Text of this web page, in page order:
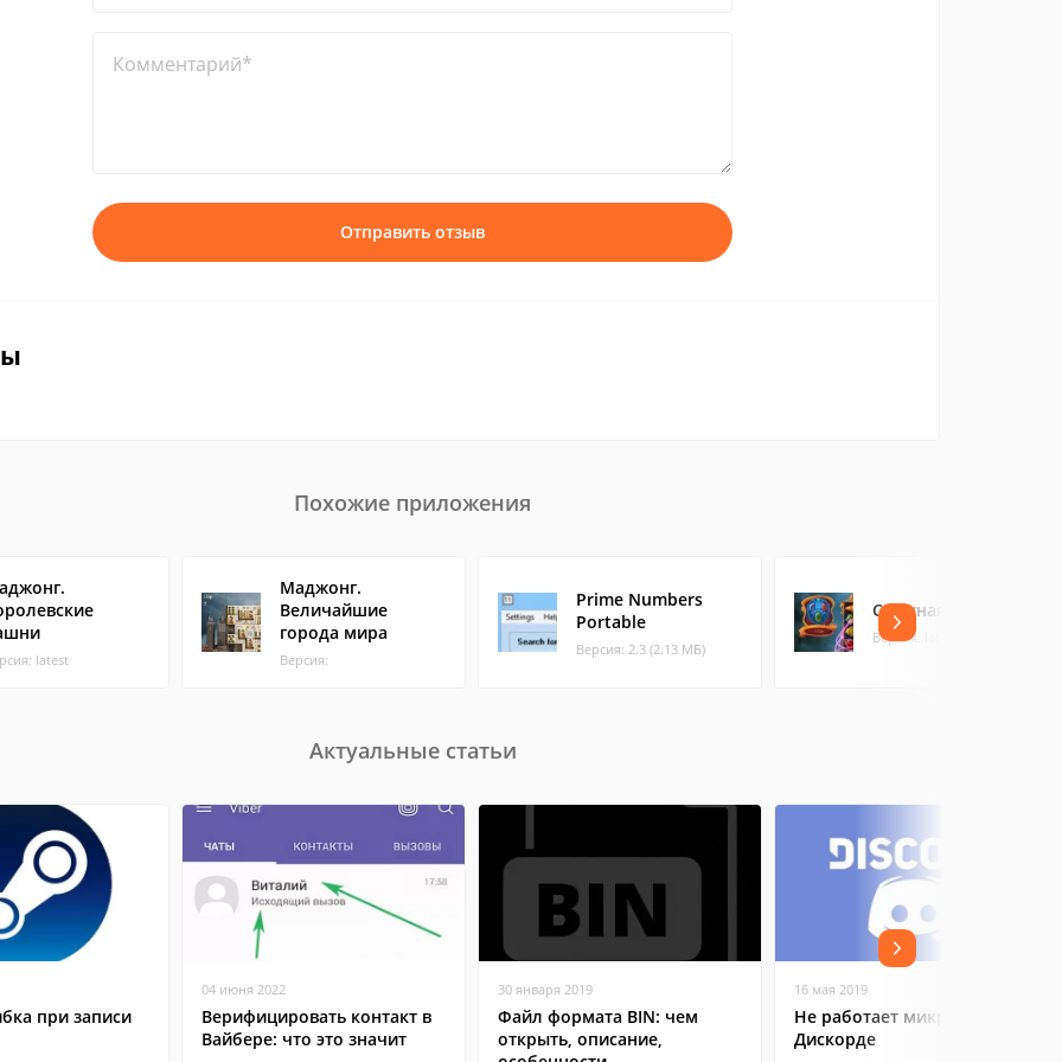
Комментарий*
Отправить отзыв
Похожие приложения
latest
Маджонг.
Величайшие
города мира
Версия:
Prime Numbers
Portable
Версия: 2.3 (2.13 МБ)
Снежная история
Версия: latest
Актуальные статьи
при записи
04 июня 2022
Верифицировать контакт в
Вайбере: что это значит
30 января 2019
Файл формата BIN: чем
открыть, описание,
16 мая 2019
Не работает микрофон в
Дискорде